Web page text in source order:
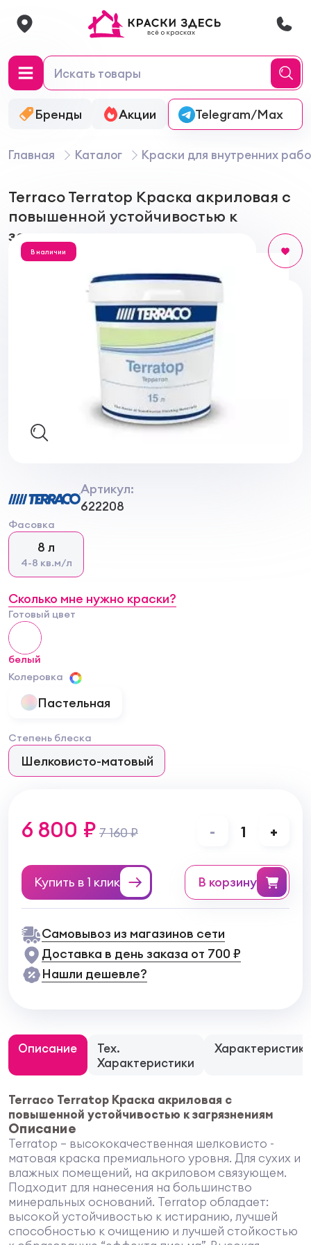
Бренды Акции Онлайн-колеровка
Telegram/Max
Главная Каталог Краски для внутренних
Terraco Terratop Краска акриловая c
повышенной устойчивостью к
загрязнениям
В наличии
Артикул:
622208
Фасовка
8 л
4-8 кв.м/л
Сколько мне нужно краски?
Готовый цвет
белый
Колеровка
Пастельная
Степень блеска
Шелковисто-матовый
6 800 ₽ 7 160 ₽ - 1 +
Купить в 1 клик в корзину
Самовывоз из магазинов сети
Доставка в день заказа от 700 ₽
Нашли дешевле?
Описание
Тех.
Характеристики
Характеристики
Terraco Terratop Краска акриловая c
повышенной устойчивостью к загрязнениям
Описание
Terratop – высококачественная шелковисто -
матовая краска премиального уровня. Для сухих и
влажных помещений, на акриловом связующем.
Подходит для нанесения на большинство
минеральных оснований. Terratop обладает:
высокой устойчивостью к истиранию, лучшей
способностью к очищению и лучшей стойкостью